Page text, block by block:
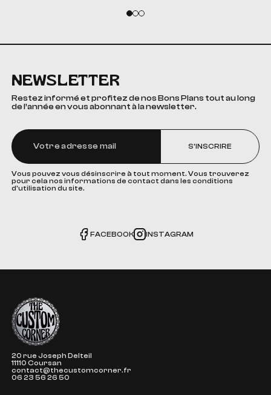
NEWSLETTER
Restez informé et profitez de nos Bons Plans tout au long
de l’année en vous abonnant à la newsletter.
S'INSCRIRE
Vous pouvez vous désinscrire à tout moment. Vous trouverez
pour cela nos informations de contact dans les conditions
d'utilisation du site.
FACEBOOK INSTAGRAM
The Custom Corner
20 rue Joseph Delteil
11110 Coursan
contact@thecustomcorner.fr
06 23 56 26 50